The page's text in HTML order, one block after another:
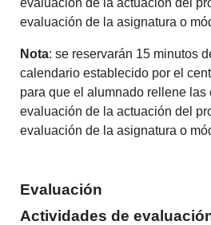
evaluación de la actuación del
evaluación de la asignatura o
Nota: se reservarán 15 minutos
calendario establecido por el
para que el alumnado rellene las
evaluación de la actuación del
evaluación de la asignatura o
Evaluación
Actividades de